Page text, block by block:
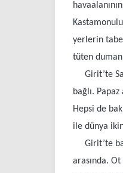
yerlerin
tüten
Girit’te
bağlı.
Hepsi de
ile dünya
Girit’te
arasında.